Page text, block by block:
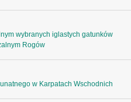
wybranych iglastych gatunków
Rogów
w Karpatach Wschodnich